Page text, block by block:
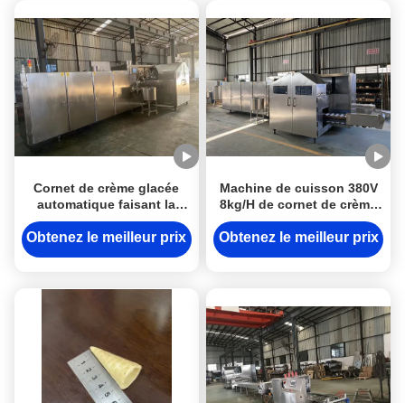
Cornet de crème glacée
automatique faisant la
machine avec le contrôleur
de PLC de Schneider
Obtenez le meilleur prix
Machine de cuisson 380V
8kg/H de cornet de crème
glacée d'acier inoxydable
Obtenez le meilleur prix